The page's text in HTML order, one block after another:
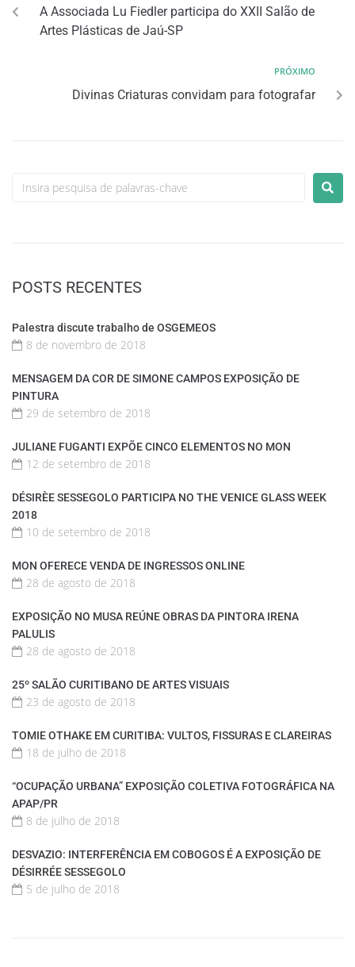
A Associada Lu Fiedler participa do XXII Salão de
Artes Plásticas de Jaú-SP
PRÓXIMO
Divinas Criaturas convidam para fotografar
POSTS RECENTES
Palestra discute trabalho de OSGEMEOS
8 de novembro de 2018
MENSAGEM DA COR DE SIMONE CAMPOS EXPOSIÇÃO DE
PINTURA
29 de setembro de 2018
JULIANE FUGANTI EXPÕE CINCO ELEMENTOS NO MON
12 de setembro de 2018
DÉSIRÈE SESSEGOLO PARTICIPA NO THE VENICE GLASS WEEK
2018
10 de setembro de 2018
MON OFERECE VENDA DE INGRESSOS ONLINE
28 de agosto de 2018
EXPOSIÇÃO NO MUSA REÚNE OBRAS DA PINTORA IRENA
PALULIS
28 de agosto de 2018
25º SALÃO CURITIBANO DE ARTES VISUAIS
23 de agosto de 2018
TOMIE OTHAKE EM CURITIBA: VULTOS, FISSURAS E CLAREIRAS
18 de julho de 2018
“OCUPAÇÃO URBANA” EXPOSIÇÃO COLETIVA FOTOGRÁFICA NA
APAP/PR
8 de julho de 2018
DESVAZIO: INTERFERÊNCIA EM COBOGOS É A EXPOSIÇÃO DE
DÉSIRRÉE SESSEGOLO
5 de julho de 2018